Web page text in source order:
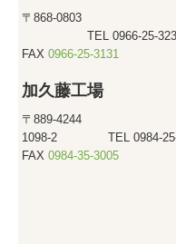
〒868-0803 熊本
TEL 0966-25-
FAX0966-25-3131
加久藤工場
〒889-4244 宮崎
1098-2 TEL 0984-25-
FAX0984-35-3005